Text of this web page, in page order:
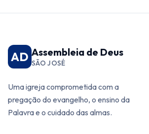
AD Assembleia de Deus
SÃO JOSÉ
Uma igreja comprometida com a
pregação do evangelho, o ensino da
Palavra e o cuidado das almas.